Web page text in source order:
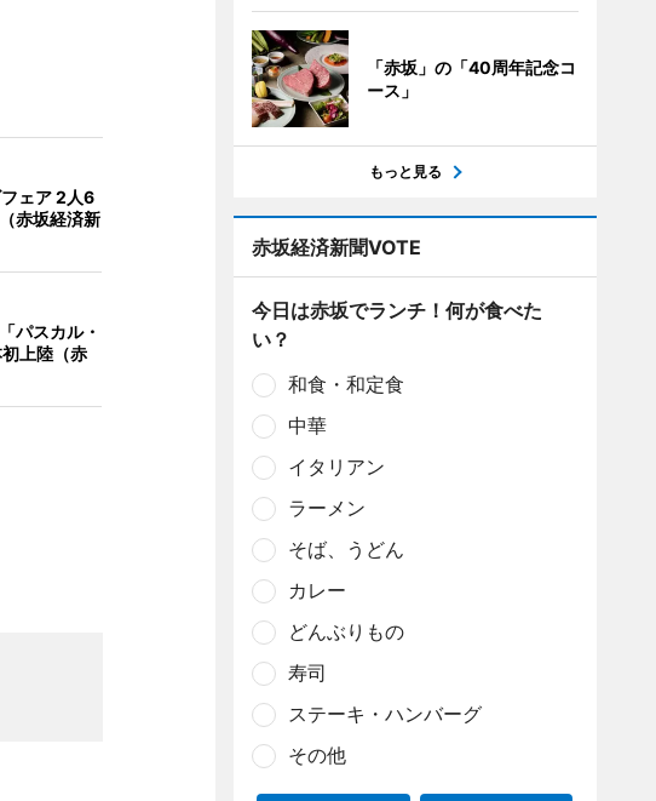
ェア 2人6
赤坂経済新
パスカル・
上陸（赤
「赤坂」の「40周年記念コ
ース」
もっと見る
赤坂経済新聞VOTE
今日は赤坂でランチ！何が食べた
い？
和食・和定食
中華
イタリアン
ラーメン
そば、うどん
カレー
どんぶりもの
寿司
ステーキ・ハンバーグ
その他